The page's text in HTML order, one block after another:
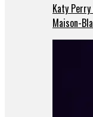
Katy
Maison-